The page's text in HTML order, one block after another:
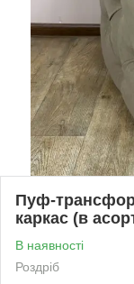
Пуф-
каркас (в
В наявності
Роздріб